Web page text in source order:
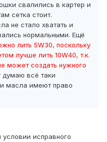
свалились в картер и
сетка стоит.
не стало хватать и
нормальными. Ещё
лить 5W30, поскольку
лучше лить 10W40, т.к.
может создать нужного
думаю всё таки
масла имеют право
условии исправного